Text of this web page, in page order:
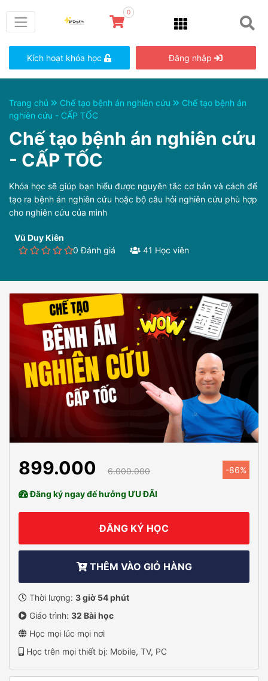
0
Kích hoạt khóa học Đăng nhập
Trang chủ Chế tạo bệnh án nghiên cứu
Chế tạo bệnh án
nghiên cứu - CẤP TỐC
Chế tạo bệnh án nghiên cứu
- CẤP TỐC
Khóa học sẽ giúp bạn hiểu được nguyên tắc cơ bản và cách để
tạo ra bệnh án nghiên cứu hoặc bộ câu hỏi nghiên cứu phù hợp
cho nghiên cứu của mình
Vũ Duy Kiên
0 Đánh giá
41 Học viên
899.000 6.000.000 -86%
Đăng ký ngay để hưởng ƯU ĐÃI
ĐĂNG KÝ HỌC
THÊM VÀO GIỎ HÀNG
Thời lượng: 3 giờ 54 phút
Giáo trình: 32 Bài học
Học mọi lúc mọi nơi
Học trên mọi thiết bị: Mobile, TV, PC